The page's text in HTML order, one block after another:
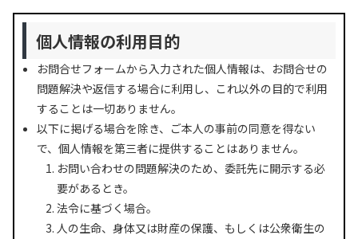
個人情報の利用目的
お問合せフォームから入力された個人情報は、お問合せの
問題解決や返信する場合に利用し、これ以外の目的で利用
することは一切ありません。
以下に掲げる場合を除き、ご本人の事前の同意を得ない
で、個人情報を第三者に提供することはありません。
お問い合わせの問題解決のため、委託先に開示する必
要があるとき。
法令に基づく場合。
人の生命、身体又は財産の保護、もしくは公衆衛生の